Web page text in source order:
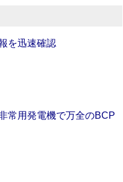
を迅速確認
常用発電機で万全のBCP